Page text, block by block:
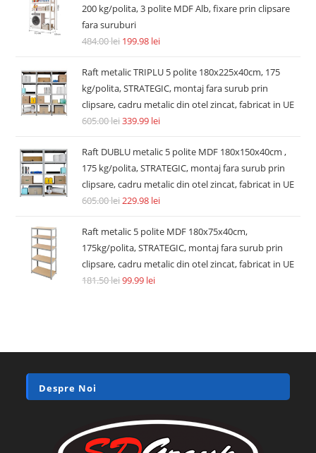
200 kg/polita, 3 polite MDF Alb, fixare prin clipsare
fara suruburi
484.00lei 199.98 lei
Raft metalic TRIPLU 5 polite 180x225x40cm, 175
kg/polita, STRATEGIC, montaj fara surub prin
clipsare, cadru metalic din otel zincat, fabricat in UE
605.00lei339.99 lei
Raft DUBLU metalic 5 polite MDF 180x150x40cm ,
175 kg/polita, STRATEGIC, montaj fara surub prin
clipsare, cadru metalic din otel zincat, fabricat in UE
605.00lei229.98 lei
Raft metalic 5 polite MDF 180x75x40cm,
175kg/polita, STRATEGIC, montaj fara surub prin
clipsare, cadru metalic din otel zincat, fabricat in UE
181.50lei99.99 lei
Despre Noi